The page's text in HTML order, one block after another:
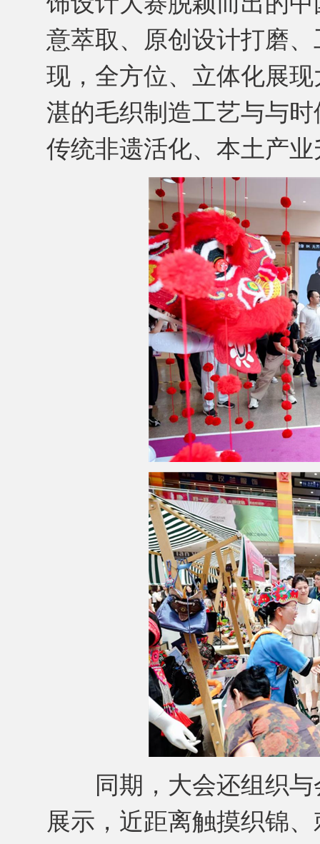
意萃取、原创设计打磨
现，全方位、立体化展
湛的毛织制造工艺与与
传统非遗活化、本土产
同期，大会还组织与
展示，近距离触摸织锦